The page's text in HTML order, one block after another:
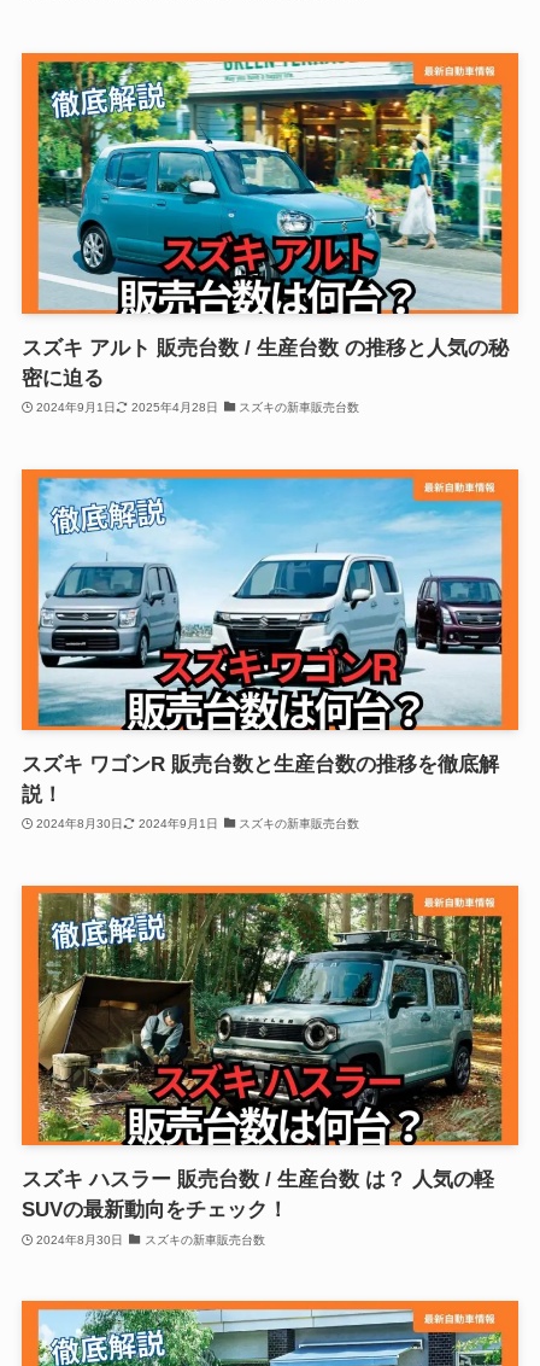
スズキ アルト 販売台数 / 生産台数 の推移と人気の秘
密に迫る
2024年9月1日 2025年4月28日 スズキの新車販売台数
スズキ ワゴンR 販売台数と生産台数の推移を徹底解
説！
2024年8月30日 2024年9月1日 スズキの新車販売台数
スズキ ハスラー 販売台数 / 生産台数 は？ 人気の軽
SUVの最新動向をチェック！
2024年8月30日 スズキの新車販売台数